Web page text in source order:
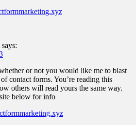
says:
or not you would like me to blast
contact forms. You’re reading this
others will read yours the same way.
below for info